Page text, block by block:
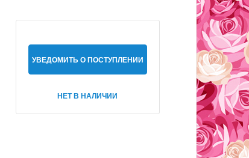
УВЕДОМИТЬ О ПОСТУПЛЕНИИ
НЕТ В НАЛИЧИИ